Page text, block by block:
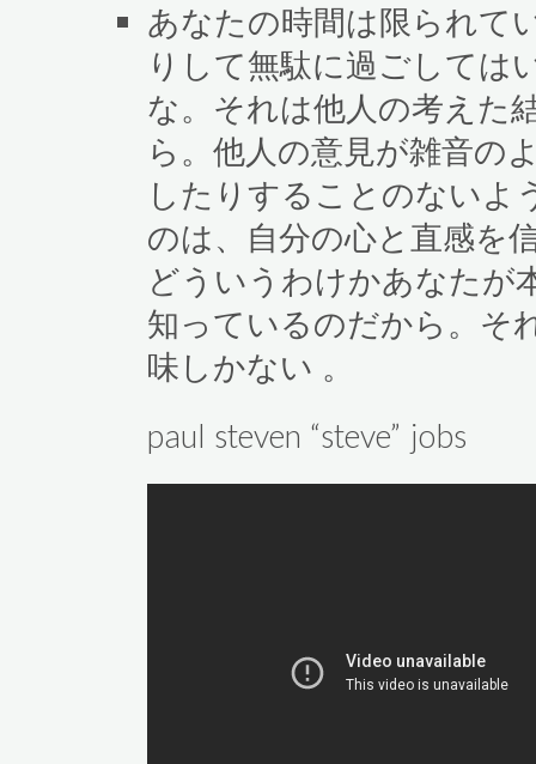
あなたの時間は限られて
りして無駄に過ごしては
な。それは他人の考えた
ら。他人の意見が雑音の
したりすることのないよ
のは、自分の心と直感を
どういうわけかあなたが
知っているのだから。そ
味しかない 。
paul steven “steve” jobs